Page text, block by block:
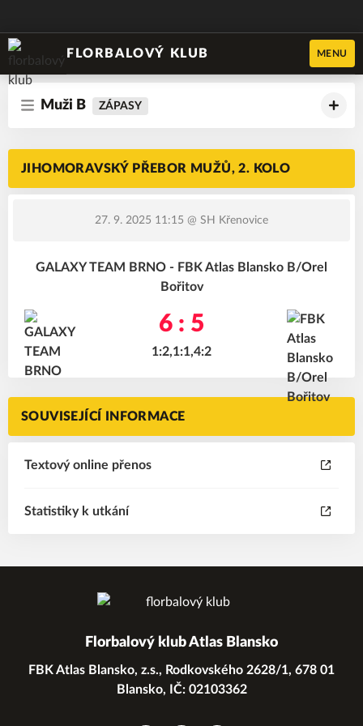
FLORBALOVÝ KLUB MENU
Muži B ZÁPASY
JIHOMORAVSKÝ PŘEBOR MUŽŮ, 2. KOLO
27. 9. 2025 11:15 @ SH Křenovice
GALAXY TEAM BRNO - FBK Atlas Blansko B/Orel
Bořitov
6 : 5
1:2,1:1,4:2
SOUVISEJÍCÍ INFORMACE
Textový online přenos
Statistiky k utkání
Florbalový klub Atlas Blansko
FBK Atlas Blansko, z.s., Rodkovského 2628/1, 678 01
Blansko, IČ: 02103362